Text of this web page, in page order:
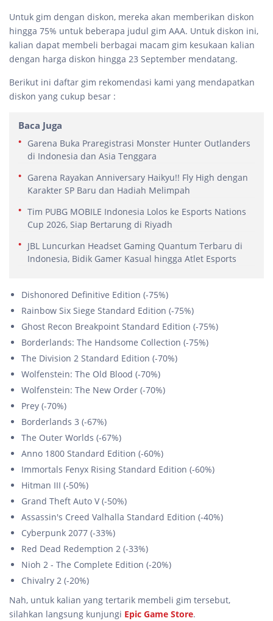
Untuk gim dengan diskon, mereka akan memberikan diskon
hingga 75% untuk beberapa judul gim AAA. Untuk diskon ini,
kalian dapat membeli berbagai macam gim kesukaan kalian
dengan harga diskon hingga 23 September mendatang.
Berikut ini daftar gim rekomendasi kami yang mendapatkan
diskon yang cukup besar :
Baca Juga
Garena Buka Praregistrasi Monster Hunter Outlanders
di Indonesia dan Asia Tenggara
Garena Rayakan Anniversary Haikyu!! Fly High dengan
Karakter SP Baru dan Hadiah Melimpah
Tim PUBG MOBILE Indonesia Lolos ke Esports Nations
Cup 2026, Siap Bertarung di Riyadh
JBL Luncurkan Headset Gaming Quantum Terbaru di
Indonesia, Bidik Gamer Kasual hingga Atlet Esports
Dishonored Definitive Edition (-75%)
Rainbow Six Siege Standard Edition (-75%)
Ghost Recon Breakpoint Standard Edition (-75%)
Borderlands: The Handsome Collection (-75%)
The Division 2 Standard Edition (-70%)
Wolfenstein: The Old Blood (-70%)
Wolfenstein: The New Order (-70%)
Prey (-70%)
Borderlands 3 (-67%)
The Outer Worlds (-67%)
Anno 1800 Standard Edition (-60%)
Immortals Fenyx Rising Standard Edition (-60%)
Hitman III (-50%)
Grand Theft Auto V (-50%)
Assassin's Creed Valhalla Standard Edition (-40%)
Cyberpunk 2077 (-33%)
Red Dead Redemption 2 (-33%)
Nioh 2 - The Complete Edition (-20%)
Chivalry 2 (-20%)
Nah, untuk kalian yang tertarik membeli gim tersebut,
silahkan langsung kunjungi Epic Game Store.